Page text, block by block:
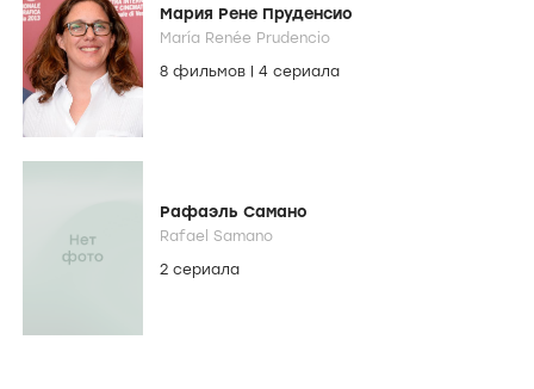
Мария Рене Пруденсио
María Renée Prudencio
8 фильмов
4 сериала
Рафаэль Самано
Rafael Samano
2 сериала